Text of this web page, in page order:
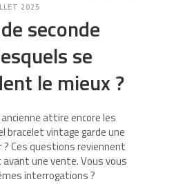
2025
seconde
se
le mieux ?
attire encore les
bracelet vintage garde une
? Ces questions reviennent
une vente. Vous vous
interrogations ?